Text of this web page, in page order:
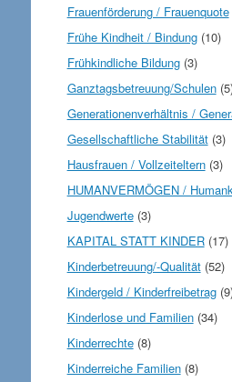
Frauenförderung / Frauenquote
Frühe Kindheit / Bindung(10)
Frühkindliche Bildung(3)
Ganztagsbetreuung/Schulen
Generationenverhältnis /
Gesellschaftliche Stabilität(3)
Hausfrauen / Vollzeiteltern(3)
HUMANVERMÖGEN /
Jugendwerte(3)
KAPITAL STATT KINDER(17)
Kinderbetreuung/-Qualität(52)
Kindergeld / Kinderfreibetrag
Kinderlose und Familien(34)
Kinderrechte(8)
Kinderreiche Familien(8)